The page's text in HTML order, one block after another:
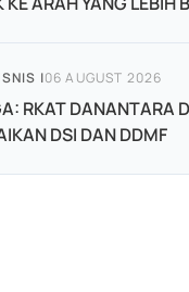
|06 AUGUST 2026
RKAT DANANTARA
DSI DAN DDMF